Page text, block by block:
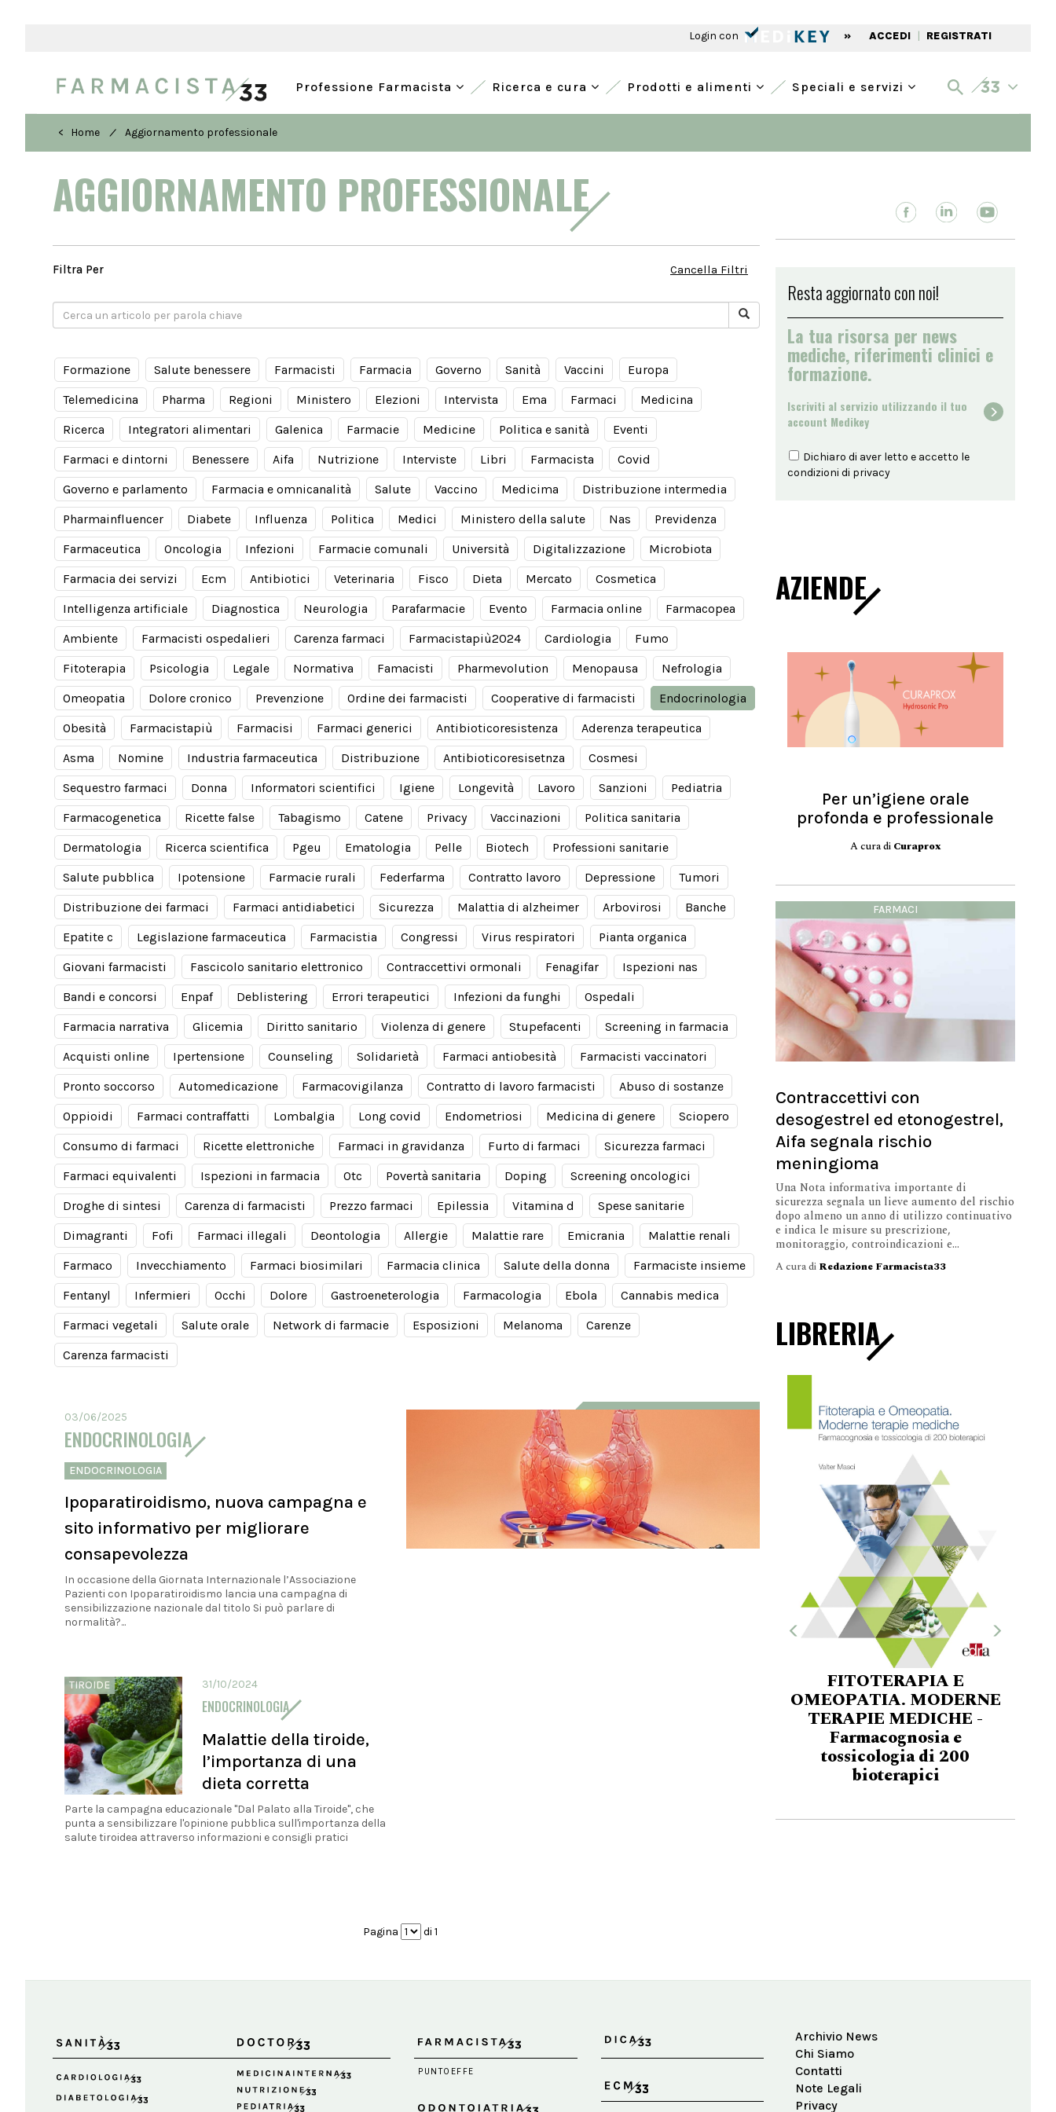
Login con » ACCEDI | REGISTRATI
Professione Farmacista Ricerca e cura Prodotti e alimenti Speciali e servizi
< Home / Aggiornamento professionale
AGGIORNAMENTO PROFESSIONALE
Filtra Per Cancella Filtri
Formazione Salute benessere Farmacisti Farmacia Governo Sanità Vaccini
Europa
Telemedicina
Pharma Regioni Ministero Elezioni Intervista Ema Farmaci
Medicina
Ricerca
Integratori alimentari Galenica Farmacie Medicine Politica e sanità
Eventi
Farmaci e dintorni
Benessere Aifa Nutrizione Interviste Libri Farmacista
Covid
Governo e parlamento
Farmacia e omnicanalità Salute Vaccino Medicima
Distribuzione intermedia
Pharmainfluencer
Diabete Influenza Politica Medici Ministero della salute Nas
Previdenza
Farmaceutica
Oncologia Infezioni Farmacie comunali Università Digitalizzazione
Microbiota
Farmacia dei servizi
Ecm Antibiotici Veterinaria Fisco Dieta Mercato
Cosmetica
Intelligenza artificiale
Diagnostica Neurologia Parafarmacie Evento Farmacia online
Farmacopea
Ambiente
Farmacisti ospedalieri Carenza farmaci Farmacistapiù2024 Cardiologia
Fumo
Fitoterapia
Psicologia Legale Normativa Famacisti Pharmevolution Menopausa
Nefrologia
Omeopatia
Dolore cronico Prevenzione Ordine dei farmacisti Cooperative di farmacisti
Endocrinologia
Obesità
Farmacistapiù Farmacisi Farmaci generici Antibioticoresistenza
Aderenza terapeutica
Asma
Nomine Industria farmaceutica Distribuzione Antibioticoresisetnza
Cosmesi
Sequestro farmaci
Donna Informatori scientifici Igiene Longevità Lavoro Sanzioni
Pediatria
Farmacogenetica
Ricette false Tabagismo Catene Privacy Vaccinazioni
Politica sanitaria
Dermatologia
Ricerca scientifica Pgeu Ematologia Pelle Biotech
Professioni sanitarie
Salute pubblica
Ipotensione Farmacie rurali Federfarma Contratto lavoro Depressione
Tumori
Distribuzione dei farmaci
Farmaci antidiabetici Sicurezza Malattia di alzheimer Arbovirosi
Banche
Epatite c
Legislazione farmaceutica Farmacistia Congressi Virus respiratori
Pianta organica
Giovani farmacisti
Fascicolo sanitario elettronico Contraccettivi ormonali Fenagifar
Ispezioni nas
Bandi e concorsi
Enpaf Deblistering Errori terapeutici Infezioni da funghi
Ospedali
Farmacia narrativa
Glicemia Diritto sanitario Violenza di genere Stupefacenti
Screening in farmacia
Acquisti online
Ipertensione Counseling Solidarietà Farmaci antiobesità
Farmacisti vaccinatori
Pronto soccorso
Automedicazione Farmacovigilanza Contratto di lavoro farmacisti
Abuso di sostanze
Oppioidi
Farmaci contraffatti Lombalgia Long covid Endometriosi Medicina di genere
Sciopero
Consumo di farmaci
Ricette elettroniche Farmaci in gravidanza Furto di farmaci
Sicurezza farmaci
Farmaci equivalenti
Ispezioni in farmacia Otc Povertà sanitaria Doping
Screening oncologici
Droghe di sintesi
Carenza di farmacisti Prezzo farmaci Epilessia Vitamina d
Spese sanitarie
Dimagranti
Fofi Farmaci illegali Deontologia Allergie Malattie rare Emicrania
Malattie renali
Farmaco
Invecchiamento Farmaci biosimilari Farmacia clinica Salute della donna
Farmaciste insieme
Fentanyl
Infermieri Occhi Dolore Gastroeneterologia Farmacologia Ebola
Cannabis medica
Farmaci vegetali
Salute orale Network di farmacie Esposizioni Melanoma
Carenze
Carenza farmacisti
03/06/2025
ENDOCRINOLOGIA
ENDOCRINOLOGIA
Ipoparatiroidismo, nuova campagna e
sito informativo per migliorare
consapevolezza
In occasione della Giornata Internazionale l’Associazione
Pazienti con Ipoparatiroidismo lancia una campagna di
sensibilizzazione nazionale dal titolo Si può parlare di
normalità?...
TIROIDE 31/10/2024
ENDOCRINOLOGIA
Malattie della tiroide,
l’importanza di una
dieta corretta
Parte la campagna educazionale "Dal Palato alla Tiroide", che
punta a sensibilizzare l'opinione pubblica sull'importanza della
salute tiroidea attraverso informazioni e consigli pratici
Pagina di 1
Resta aggiornato con noi!
La tua risorsa per news
mediche, riferimenti clinici e
formazione.
Iscriviti al servizio utilizzando il tuo
account Medikey
Dichiaro di aver letto e accetto le
condizioni di privacy
AZIENDE
Per un’igiene orale
profonda e professionale
A cura di Curaprox
FARMACI
Contraccettivi con
desogestrel ed etonogestrel,
Aifa segnala rischio
meningioma
Una Nota informativa importante di
sicurezza segnala un lieve aumento del rischio
dopo almeno un anno di utilizzo continuativo
e indica le misure su prescrizione,
monitoraggio, controindicazioni e...
A cura di Redazione Farmacista33
LIBRERIA
FITOTERAPIA E
OMEOPATIA. MODERNE
TERAPIE MEDICHE -
Farmacognosia e
tossicologia di 200
bioterapici
Archivio News
Chi Siamo
Contatti
Note Legali
Privacy